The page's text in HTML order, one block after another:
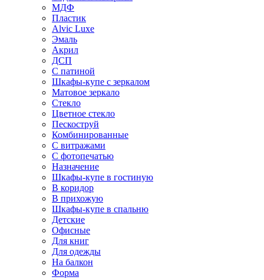
МДФ
Пластик
Alvic Luxe
Эмаль
Акрил
ДСП
С патиной
Шкафы-купе с зеркалом
Матовое зеркало
Стекло
Цветное стекло
Пескоструй
Комбинированные
С витражами
С фотопечатью
Назначение
Шкафы-купе в гостиную
В коридор
В прихожую
Шкафы-купе в спальню
Детские
Офисные
Для книг
Для одежды
На балкон
Форма